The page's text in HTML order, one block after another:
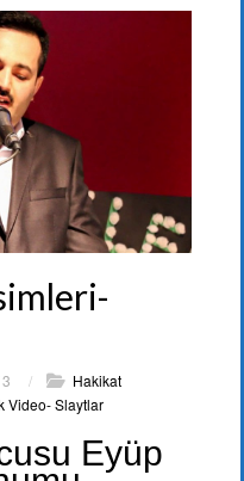
/
Hakikat
Video- Slaytlar
Eyüp